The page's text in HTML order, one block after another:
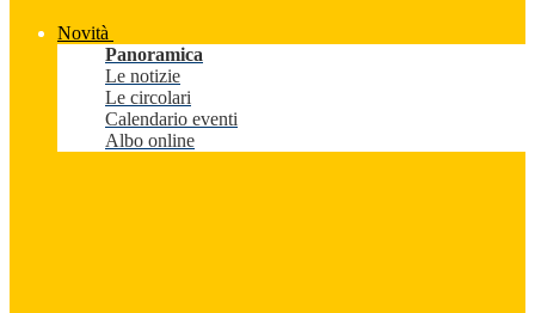
Novità
Panoramica
Le notizie
Le circolari
Calendario eventi
Albo online